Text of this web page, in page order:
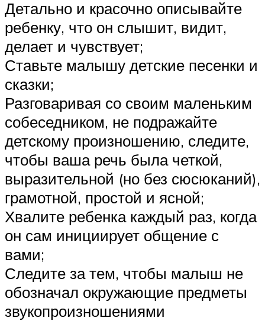
Детально и красочно описывайте
ребенку, что он слышит, видит,
делает и чувствует;
Ставьте малышу детские песенки и
сказки;
Разговаривая со своим маленьким
собеседником, не подражайте
детскому произношению, следите,
чтобы ваша речь была четкой,
выразительной (но без сюсюканий),
грамотной, простой и ясной;
Хвалите ребенка каждый раз, когда
он сам инициирует общение с
вами;
Следите за тем, чтобы малыш не
обозначал окружающие предметы
звукопроизношениями